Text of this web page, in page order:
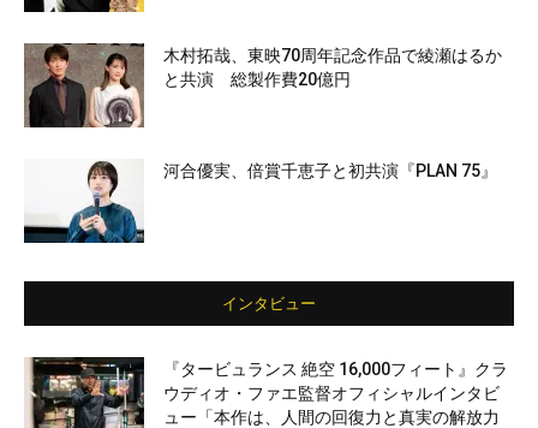
木村拓哉、東映70周年記念作品で綾瀬はるか
と共演 総製作費20億円
河合優実、倍賞千恵子と初共演『PLAN 75』
インタビュー
『タービュランス 絶空 16,000フィート』クラ
ウディオ・ファエ監督オフィシャルインタビ
ュー「本作は、人間の回復力と真実の解放力